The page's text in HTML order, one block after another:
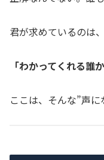
君が求めているのは
「わかってくれる誰
ここは、そんな”声に